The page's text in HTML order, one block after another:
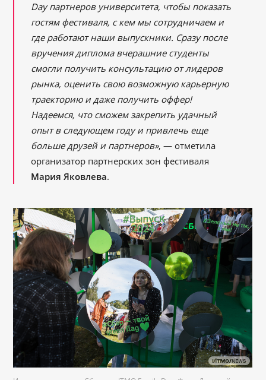
Day партнеров университета, чтобы показать
гостям фестиваля, с кем мы сотрудничаем и
где работают наши выпускники. Сразу после
вручения диплома вчерашние студенты
смогли получить консультацию от лидеров
рынка, оценить свою возможную карьерную
траекторию и даже получить оффер!
Надеемся, что сможем закрепить удачный
опыт в следующем году и привлечь еще
больше друзей и партнеров», — отметила
организатор партнерских зон фестиваля
Мария Яковлева.